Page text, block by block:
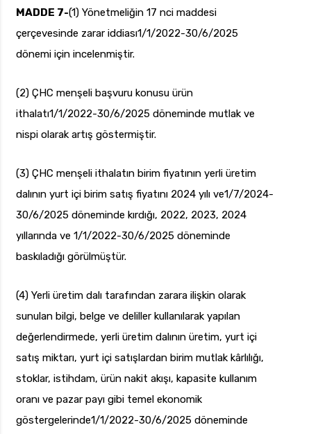
MADDE 7-(1) Yönetmeliğin 17 nci maddesi
çerçevesinde zarar iddiası1/1/2022-30/6/2025
dönemi için incelenmiştir.
(2) ÇHC menşeli başvuru konusu ürün
ithalatı1/1/2022-30/6/2025 döneminde mutlak ve
nispi olarak artış göstermiştir.
(3) ÇHC menşeli ithalatın birim fiyatının yerli üretim
dalının yurt içi birim satış fiyatını 2024 yılı ve1/7/2024-
30/6/2025 döneminde kırdığı, 2022, 2023, 2024
yıllarında ve 1/1/2022-30/6/2025 döneminde
baskıladığı görülmüştür.
(4) Yerli üretim dalı tarafından zarara ilişkin olarak
sunulan bilgi, belge ve deliller kullanılarak yapılan
değerlendirmede, yerli üretim dalının üretim, yurt içi
satış miktarı, yurt içi satışlardan birim mutlak kârlılığı,
stoklar, istihdam, ürün nakit akışı, kapasite kullanım
oranı ve pazar payı gibi temel ekonomik
göstergelerinde1/1/2022-30/6/2025 döneminde